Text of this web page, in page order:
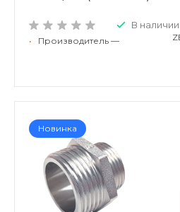
В наличии
• Производитель —
Новинка